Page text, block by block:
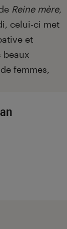
Reine mère,
celui-ci met
et
beaux
femmes,